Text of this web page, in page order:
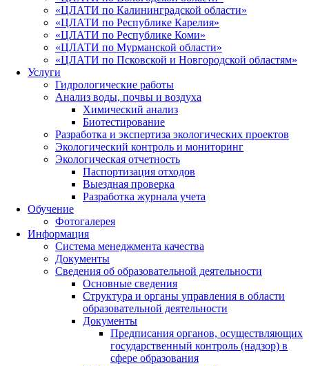
«ЦЛАТИ по Калининградской области»
«ЦЛАТИ по Республике Карелия»
«ЦЛАТИ по Республике Коми»
«ЦЛАТИ по Мурманской области»
«ЦЛАТИ по Псковской и Новгородской областям»
Услуги
Гидрологические работы
Анализ воды, почвы и воздуха
Химический анализ
Биотестирование
Разработка и экспертиза экологических проектов
Экологический контроль и мониторинг
Экологическая отчетность
Паспортизация отходов
Выездная проверка
Разработка журнала учета
Обучение
Фотогалерея
Информация
Система менеджмента качества
Документы
Сведения об образовательной деятельности
Основные сведения
Структура и органы управления в области
образовательной деятельности
Документы
Предписания органов, осуществляющих
государственный контроль (надзор) в
сфере образования